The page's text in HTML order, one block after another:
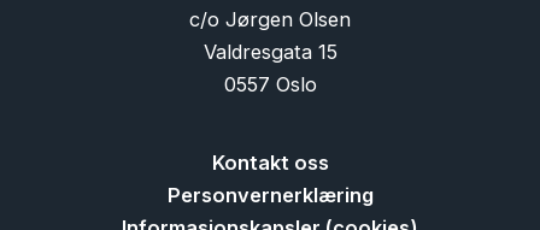
c/o Jørgen Olsen
Valdresgata 15
0557 Oslo
Kontakt oss
Personvernerklæring